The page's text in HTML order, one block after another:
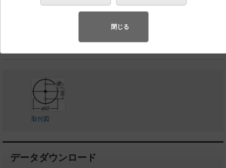
◆希望小売価格 21,900 円（税抜）
取付図
データダウンロード
閉じる